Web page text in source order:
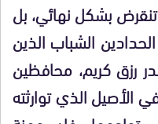
بشكل نهائي، بل
الشباب الذين
رزق كريم، محافظين
الأصيل الذي توارثته